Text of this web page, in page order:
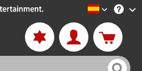
LTT-